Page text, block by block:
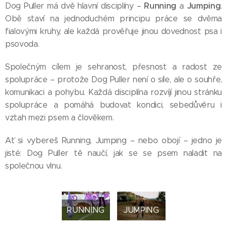
Dog Puller má dvě hlavní disciplíny – Running a Jumping.
Obě staví na jednoduchém principu práce se dvěma
fialovými kruhy, ale každá prověřuje jinou dovednost psa i
psovoda.
Společným cílem je sehranost, přesnost a radost ze
spolupráce – protože Dog Puller není o síle, ale o souhře,
komunikaci a pohybu. Každá disciplína rozvíjí jinou stránku
spolupráce a pomáhá budovat kondici, sebedůvěru i
vztah mezi psem a člověkem.
Ať si vybereš Running, Jumping – nebo obojí – jedno je
jisté: Dog Puller tě naučí, jak se se psem naladit na
společnou vlnu.
RUNNING JUMPING